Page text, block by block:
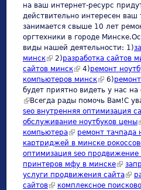
на ваш интернет-ресурс
действительно интересен
занимается свыше 10 лет
оргтехники в городе
виды нашей деятельности: 1)
минск(link is external)
2)разработка сайтов
сайтов минск(link is external)
4)ремонт
компьютеров минск(link is
6)
будет приятно видеть у нас на
(link is external)
Всегда рады помочь Вам!С
seo внутренняя оптимизация
обслуживание ноутбуков цены
компьютера(link is external)
ремонт тачпада
картриджей в минске
оптимизация seo продвижение
принтеров мфу в минске(link
услуги продвижения сайта
сайтов(link is external)
комплексное